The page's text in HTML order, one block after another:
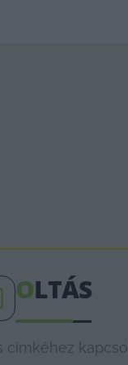
OLTÁS
címkéhez